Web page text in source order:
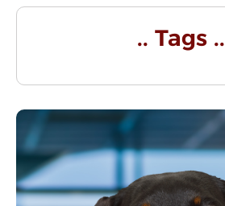
.. Tags ..